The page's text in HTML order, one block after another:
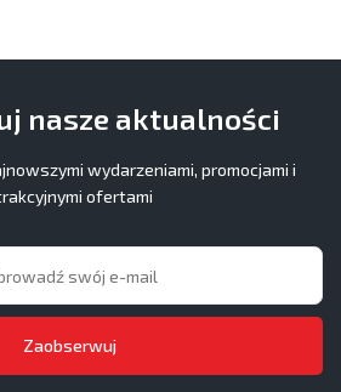
nasze aktualności
wydarzeniami, promocjami i
ofertami
Zaobserwuj